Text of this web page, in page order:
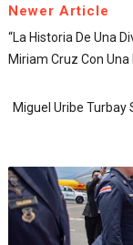
Newer Article
“La Historia De Una
Miriam Cruz Con
Miguel Uribe Turbay